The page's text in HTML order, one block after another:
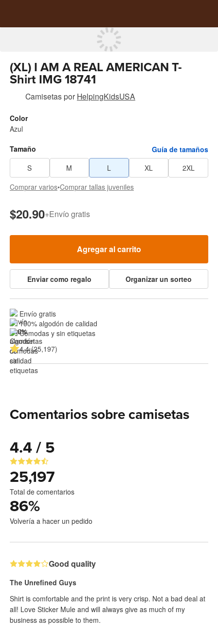
(XL) I AM A REAL AMERICAN T-
Shirt IMG 18741
Camisetaspor HelpingKidsUSA
Color
Azul
Tamaño
Guía de tamaños
S
M L XL
2XL
Comprar varios•Comprar tallas juveniles
$20.90+Envío gratis
Agregar al carrito
Enviar como regalo Organizar un sorteo
Envío gratis
100% algodón de calidad
Cómodas y sin etiquetas
4.4 (25,197)
Comentarios sobre camisetas
4.4 / 5
25,197
Total de comentarios
86%
Volvería a hacer un pedido
Good quality
The Unrefined Guys
Shirt is comfortable and the print is very crisp. Not a bad deal at
all! Love Sticker Mule and will always give as much of my
business as possible to them.